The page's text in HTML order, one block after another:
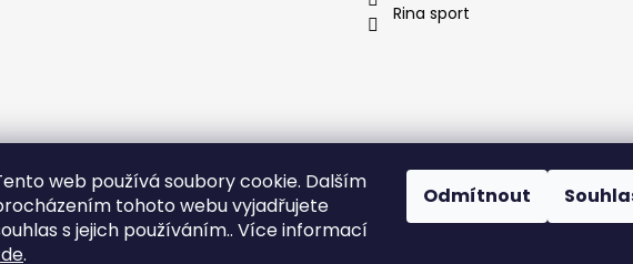
web používá soubory cookie. Dalším
tohoto webu vyjadřujete
s jejich používáním.. Více informací
.
Odmítnout
Rina sport